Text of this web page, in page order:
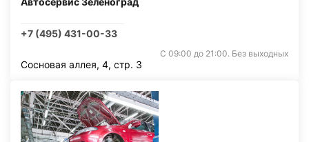
+7 (495) 431-00-33
С 09:00 до 21:00. Без выходных
Сосновая аллея, 4, стр. 3